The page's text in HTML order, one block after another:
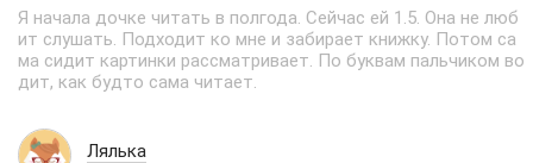
Я начала дочке читать в полгода. Сейчас ей 1.5. Она не люб
ит слушать. Подходит ко мне и забирает книжку. Потом са
ма сидит картинки рассматривает. По буквам пальчиком во
дит, как будто сама читает.
Лялька